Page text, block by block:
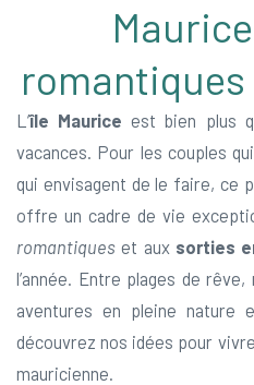
L’île Maurice est bien plus
vacances. Pour les couples
qui envisagent de le faire, ce
offre un cadre de vie
romantiques et aux sorties
l’année. Entre plages de
aventures en pleine nature
découvrez nos idées pour
mauricienne.